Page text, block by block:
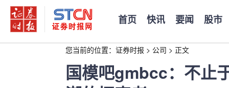
首页 快讯 要闻 股市
您当前的位置： 证券时报 > 公司 > 正文
国模吧gmbcc：不止